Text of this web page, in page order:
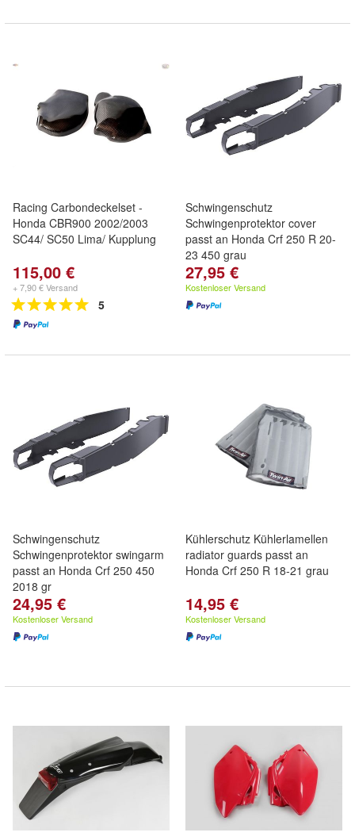
Racing Carbondeckelset -
Honda CBR900 2002/2003
SC44/ SC50 Lima/ Kupplung
115,00 €
+ 7,90 € Versand
5
Schwingenschutz
Schwingenprotektor cover
passt an Honda Crf 250 R 20-
23 450 grau
27,95 €
Kostenloser Versand
Schwingenschutz
Schwingenprotektor swingarm
passt an Honda Crf 250 450
2018 gr
24,95 €
Kostenloser Versand
Kühlerschutz Kühlerlamellen
radiator guards passt an
Honda Crf 250 R 18-21 grau
14,95 €
Kostenloser Versand